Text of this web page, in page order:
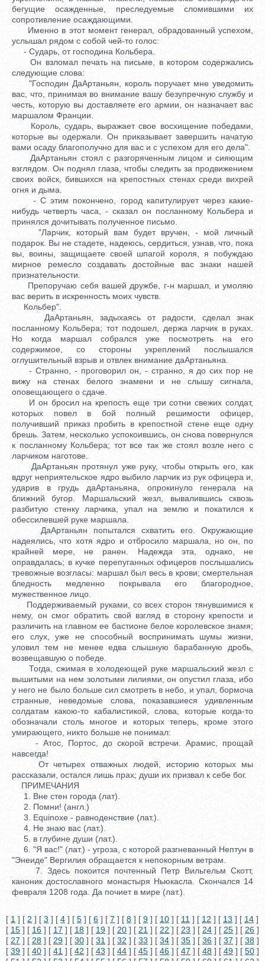
бегущие осажденные, преследуемые сломившими их
сопротивление осаждающими.
Именно в этот момент генерал, обрадованный успехом,
услышал рядом с собой чей-то голос:
- Сударь, от господина Кольбера.
Он взломал печать на письме, в котором содержались
следующие слова:
"Господин ДаАртаньян, король поручает мне уведомить
вас, что, принимая во внимание вашу безупречную службу и
честь, которую вы доставляете его армии, он назначает вас
маршалом Франции.
Король, сударь, выражает свое восхищение победами,
которые вы одержали. Он приказывает завершить начатую
вами осаду благополучно для вас и с успехом для его дела".
ДаАртаньян стоял с разгоряченным лицом и сияющим
взглядом. Он поднял глаза, чтобы следить за продвижением
своих войск, бившихся на крепостных стенах среди вихрей
огня и дыма.
- С этим покончено, город капитулирует через какие-
нибудь четверть часа, - сказал он посланному Кольбера и
принялся дочитывать полученное письмо.
"Ларчик, который вам будет вручен, - мой личный
подарок. Вы не стадете, надеюсь, сердиться, узнав, что, пока
вы, воины, защищаете своей шпагой короля, я побуждаю
мирное ремесло создавать достойные вас знаки нашей
признательности.
Препоручаю себя вашей дружбе, г-н маршал, и умоляю
вас верить в искренность моих чувств.
Кольбер".
ДаАртаньян, задыхаясь от радости, сделал знак
посланному Кольбера; тот подошел, держа ларчик в руках.
Но когда маршал собрался уже посмотреть на его
содержимое, со стороны укреплений послышался
оглушительный взрыв и отвлек внимание даАртаньяна.
- Странно, - проговорил он, - странно, я до сих пор не
вижу на стенах белого знамени и не слышу сигнала,
оповещающего о сдаче.
И он бросил на крепость еще три сотни свежих солдат,
которых повел в бой полный решимости офицер,
получивший приказ пробить в крепостной стене еще одну
брешь. Затем, несколько успокоившись, он снова повернулся
к посланному Кольбера; тот все так же стоял возле него с
ларчиком наготове.
ДаАртаньян протянул уже руку, чтобы открыть его, как
вдруг неприятельское ядро выбило ларчик из рук офицера и,
ударив в грудь даАртаньяна, опрокинуло генерала на
ближний бугор. Маршальский жезл, вывалившись сквозь
разбитую стенку ларчика, упал на землю и покатился к
обессилевшей руке маршала.
ДаАртаньян попытался схватить его. Окружающие
надеялись, что хотя ядро и отбросило маршала, но он, по
крайней мере, не ранен. Надежда эта, однако, не
оправдалась; в кучке перепуганных офицеров послышались
тревожные возгласы: маршал был весь в крови; смертельная
бледность медленно покрывала его благородное,
мужественное лицо.
Поддерживаемый руками, со всех сторон тянувшимися к
нему, он смог обратить свой взгляд в сторону крепости и
различить на главном ее бастионе белое королевское знамя;
его слух, уже не способный воспринимать шумы жизни,
уловил тем не менее едва слышную барабанную дробь,
возвещавшую о победе.
Тогда, сжимая в холодеющей руке маршальский жезл с
вышитыми на нем золотыми лилиями, он опустил глаза, ибо
у него не было больше сил смотреть в небо, и упал, бормоча
странные, неведомые слова, показавшиеся удивленным
солдатам какою-то кабалистикой, слова, которые когда-то
обозначали столь многое и которых теперь, кроме этого
умирающего, никто больше не понимал:
- Атос, Портос, до скорой встречи. Арамис, прощай
навсегда!
От четырех отважных людей, историю которых мы
рассказали, остался лишь прах; души их призвал к себе бог.
ПРИМЕЧАНИЯ
1. Вне стен города (лат).
2. Помни! (англ.)
3. Equinoxe - равноденствие (лат.).
4. Не знаю вас (лат.).
5. в глубине души (лат.).
6. "Я вас!" (лат.) - угроза, с которой разгневанный Нептун в
"Энеиде" Вергилия обращается к непокорным ветрам.
7. Здесь покоится почтенный Петр Вильгельм Скотт,
каноник достославного монастыря Ньюкасла. Скончался 14
февраля 1208 года. Да почиет в мире (лат.).
[ 1 ] [ 2 ] [ 3 ] [ 4 ] [ 5 ] [ 6 ] [ 7 ] [ 8 ] [ 9 ] [ 10 ] [ 11 ] [ 12 ] [ 13 ] [ 14 ]
[ 15 ] [ 16 ] [ 17 ] [ 18 ] [ 19 ] [ 20 ] [ 21 ] [ 22 ] [ 23 ] [ 24 ] [ 25 ] [ 26 ]
[ 27 ] [ 28 ] [ 29 ] [ 30 ] [ 31 ] [ 32 ] [ 33 ] [ 34 ] [ 35 ] [ 36 ] [ 37 ] [ 38 ]
[ 39 ] [ 40 ] [ 41 ] [ 42 ] [ 43 ] [ 44 ] [ 45 ] [ 46 ] [ 47 ] [ 48 ] [ 49 ] [ 50 ]